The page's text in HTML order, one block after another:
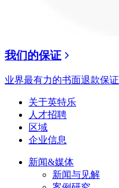
我们的保证
业界最有力的书面退款保证
关于英特乐
人才招聘
区域
企业信息
新闻&媒体
新闻与见解